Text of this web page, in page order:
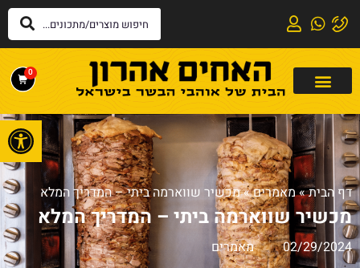
0
דף הבית»מאמרים»מכשיר שווארמה ביתי – המדריך המלא
מכשיר שווארמה ביתי – המדריך המלא
02/29/2024 מאמרים